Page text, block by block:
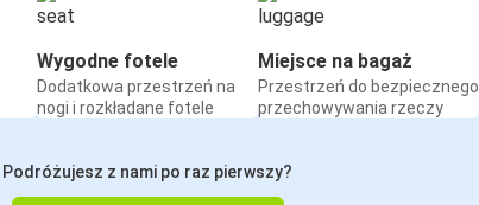
Wygodne fotele
Dodatkowa przestrzeń na
nogi i rozkładane fotele
Miejsce na bagaż
Przestrzeń do bezpiecznego
przechowywania rzeczy
Podróżujesz z nami po raz pierwszy?